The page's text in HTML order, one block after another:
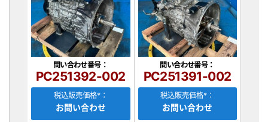
問い合わせ番号：
PC251392-002
税込販売価格*：
お問い合わせ
問い合わせ番号：
PC251391-002
税込販売価格*：
お問い合わせ